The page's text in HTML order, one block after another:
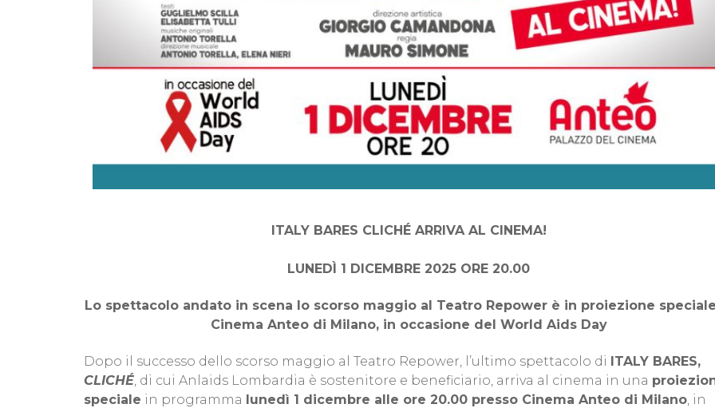
ITALY BARES CLICHÉ ARRIVA AL CINEMA!
LUNEDÌ 1 DICEMBRE 2025 ORE 20.00
Lo spettacolo andato in scena lo scorso maggio al Teatro Repower è in proiezione
Cinema Anteo di Milano, in occasione del World Aids Day
Dopo il successo dello scorso maggio al Teatro Repower, l’ultimo spettacolo di ITALY BARES,
CLICHÉ, di cui Anlaids Lombardia è sostenitore e beneficiario, arriva al cinema in una
speciale in programma lunedì 1 dicembre alle ore 20.00 presso Cinema Anteo di Milano, in